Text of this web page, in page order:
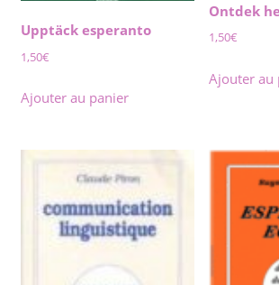
Upptäck esperanto
1,50€
Ajouter au panier
Ontdek
1,50€
Ajouter au